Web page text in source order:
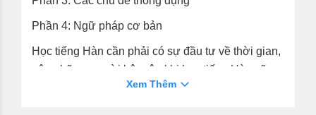
Phần 4: Ngữ pháp cơ bản
Học tiếng Hàn cần phải có sự đầu tư về thời gian,
nên những người bận rộn khi học tiếng Hàn sẽ
cảm thấy không hề đơn giàn.Tuy nhiên đã có rất
Xem Thêm